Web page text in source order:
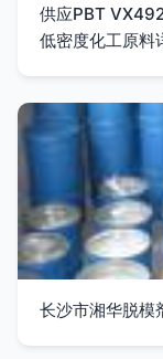
供应PBT
低密度化工原料
长沙市湘华脱模